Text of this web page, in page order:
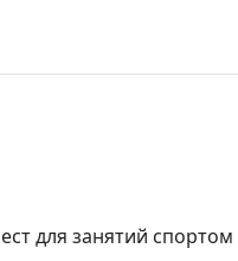
для занятий спортом